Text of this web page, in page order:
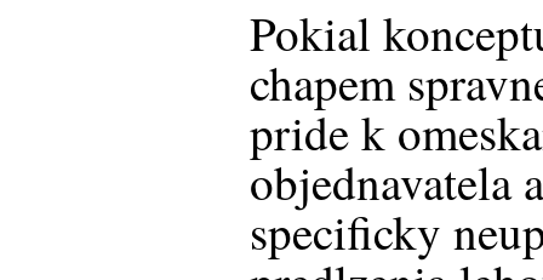
Pokial
chapem
pride k
objednavatela
specificky